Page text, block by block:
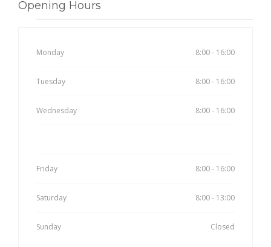
Opening Hours
Monday 8:00 - 16:00
Tuesday 8:00 - 16:00
Wednesday 8:00 - 16:00
Friday 8:00 - 16:00
Saturday 8:00 - 13:00
Sunday Closed